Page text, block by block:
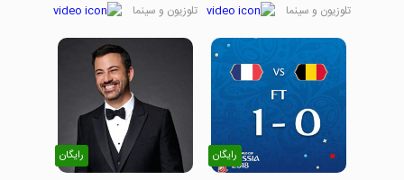
تلوزیون و سینما تلوزیون و سینما
رایگان رایگان